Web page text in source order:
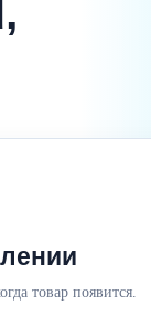
товар появится.